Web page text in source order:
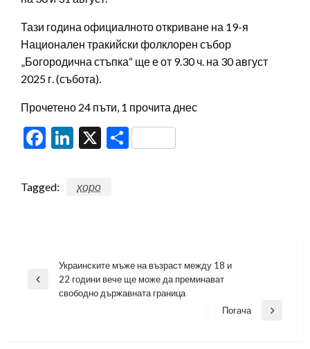
Тази година официалното откриване на 19-я
Национален тракийски фолклорен събор
„Богородична стъпка“ ще е от 9.30 ч. на 30 август
2025 г. (събота).
Прочетено 24 пъти, 1 прочита днес
Facebook
LinkedIn
X Share
Tagged: хоро
Навигация
Previous
Украинските мъже на възраст между 18 и
22 години вече ще може да преминават
свободно държавната граница
Next
Погача